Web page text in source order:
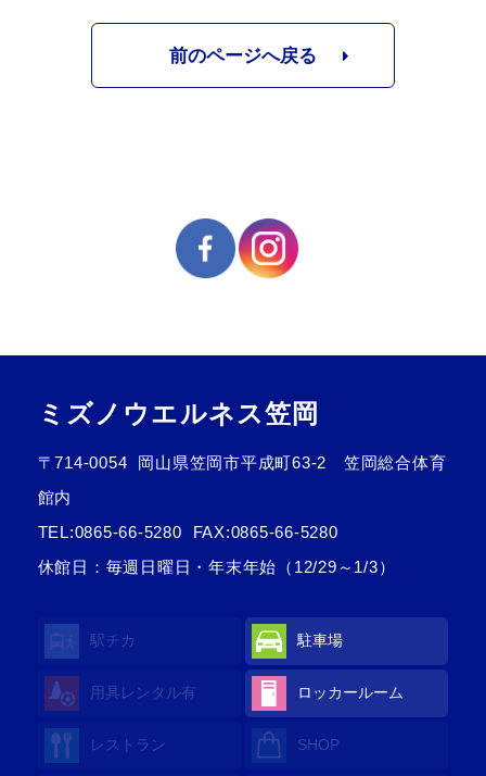
前のページへ戻る
ミズノウエルネス笠岡
〒714-0054
岡山県笠岡市平成町63-2 笠岡総合体育
館内
TEL:0865-66-5280
FAX:0865-66-5280
休館日：毎週日曜日・年末年始（12/29～1/3）
駅チカ 駐車場
用具レンタル有 ロッカールーム
レストラン SHOP